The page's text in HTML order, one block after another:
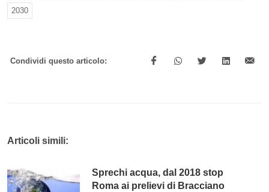
2030
Condividi questo articolo:
Articoli simili:
Sprechi acqua, dal 2018 stop
Roma ai prelievi di Bracciano